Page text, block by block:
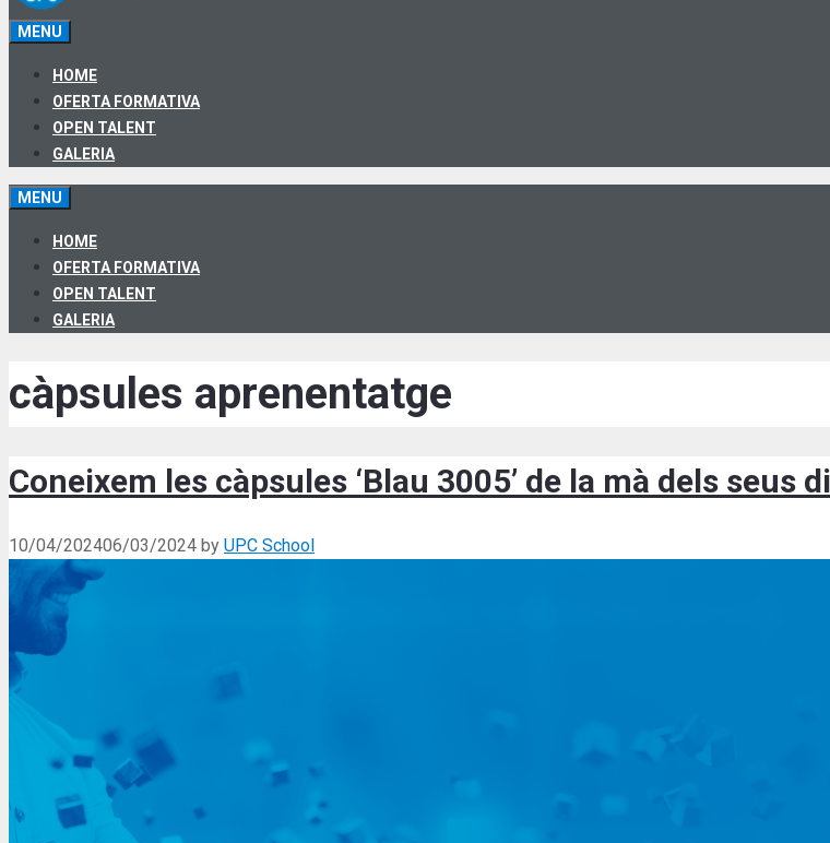
MENU
HOME
OFERTA FORMATIVA
OPEN TALENT
GALERIA
MENU
HOME
OFERTA FORMATIVA
OPEN TALENT
GALERIA
càpsules aprenentatge
Coneixem les càpsules ‘Blau 3005’ de la mà dels seus
10/04/202406/03/2024 by UPC School